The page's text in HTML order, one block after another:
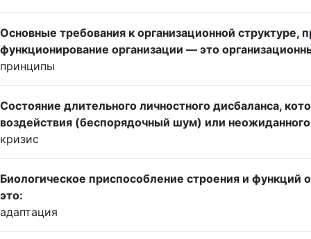
Основные требования к организационной структуре,
функционирование организации — это
принципы
Состояние длительного личностного дисбаланса,
воздействия (беспорядочный шум) или
кризис
Биологическое приспособление строения и функций
это:
адаптация